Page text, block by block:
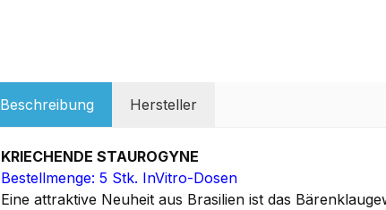
Beschreibung Hersteller
KRIECHENDE STAUROGYNE
Bestellmenge: 5 Stk. InVitro-Dosen
Eine attraktive Neuheit aus Brasilien ist das